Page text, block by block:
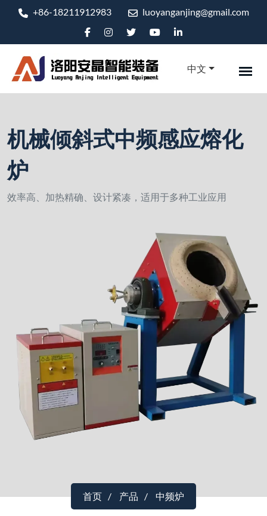
+86-18211912983 luoyanganjing@gmail.com
中文
机械倾斜式中频感应熔化
炉
效率高、加热精确、设计紧凑，适用于多种工业应用
首页 产品 中频炉